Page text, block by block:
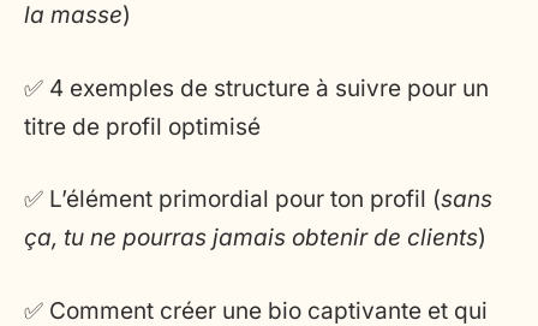
la masse)
✅ 4 exemples de structure à suivre pour un
titre de profil optimisé
✅ L’élément primordial pour ton profil (sans
ça, tu ne pourras jamais obtenir de clients)
✅ Comment créer une bio captivante et qui